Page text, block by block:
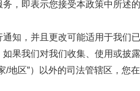
，即表示您接受本政策中所述
知，并且更改可能适用于我们
果我们对我们收集、使用或披
/地区”）以外的司法管辖区，您